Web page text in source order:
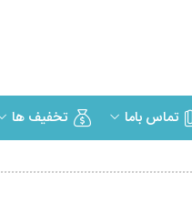
تماس باما تخفیف ها